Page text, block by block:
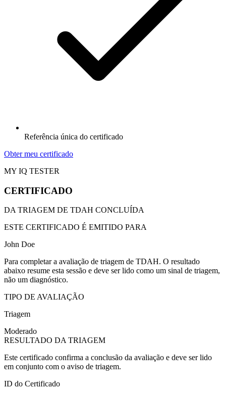
Referência única do certificado
Obter meu certificado
MY IQ TESTER
CERTIFICADO
DA TRIAGEM DE TDAH CONCLUÍDA
ESTE CERTIFICADO É EMITIDO PARA
John Doe
Para completar a avaliação de triagem de TDAH. O resultado
abaixo resume esta sessão e deve ser lido como um sinal de triagem,
não um diagnóstico.
TIPO DE AVALIAÇÃO
Triagem
Moderado
RESULTADO DA TRIAGEM
Este certificado confirma a conclusão da avaliação e deve ser lido
em conjunto com o aviso de triagem.
ID do Certificado